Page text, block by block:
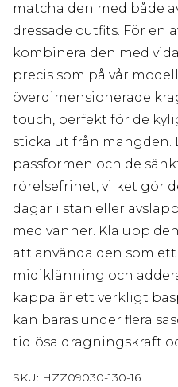
matcha den med både
dressade outfits. För en
kombinera den med
precis som på vår
överdimensionerade
touch, perfekt för de
sticka ut från mängden.
passformen och de
rörelsefrihet, vilket gör
dagar i stan eller
med vänner. Klä upp
att använda den som
midiklänning och
kappa är ett verkligt
kan bäras under flera
tidlösa dragningskraft
SKU: HZZ09030-130-16